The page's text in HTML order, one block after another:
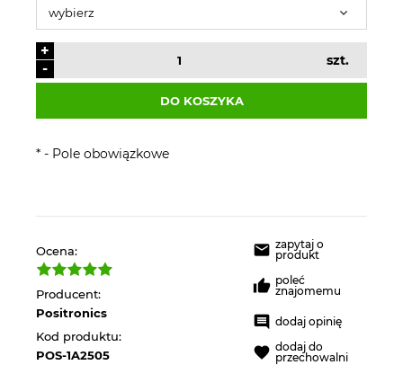
-
+
szt.
DO KOSZYKA
* - Pole obowiązkowe
Ocena:
Producent:
Positronics
Kod produktu:
POS-1A2505
zapytaj o
produkt
poleć
znajomemu
dodaj opinię
dodaj do
przechowalni